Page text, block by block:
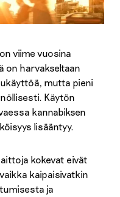
viime vuosina
on harvakseltaan
mutta pieni
Käytön
kannabiksen
lisääntyy.
kokevat eivät
kaipaisivatkin
ja